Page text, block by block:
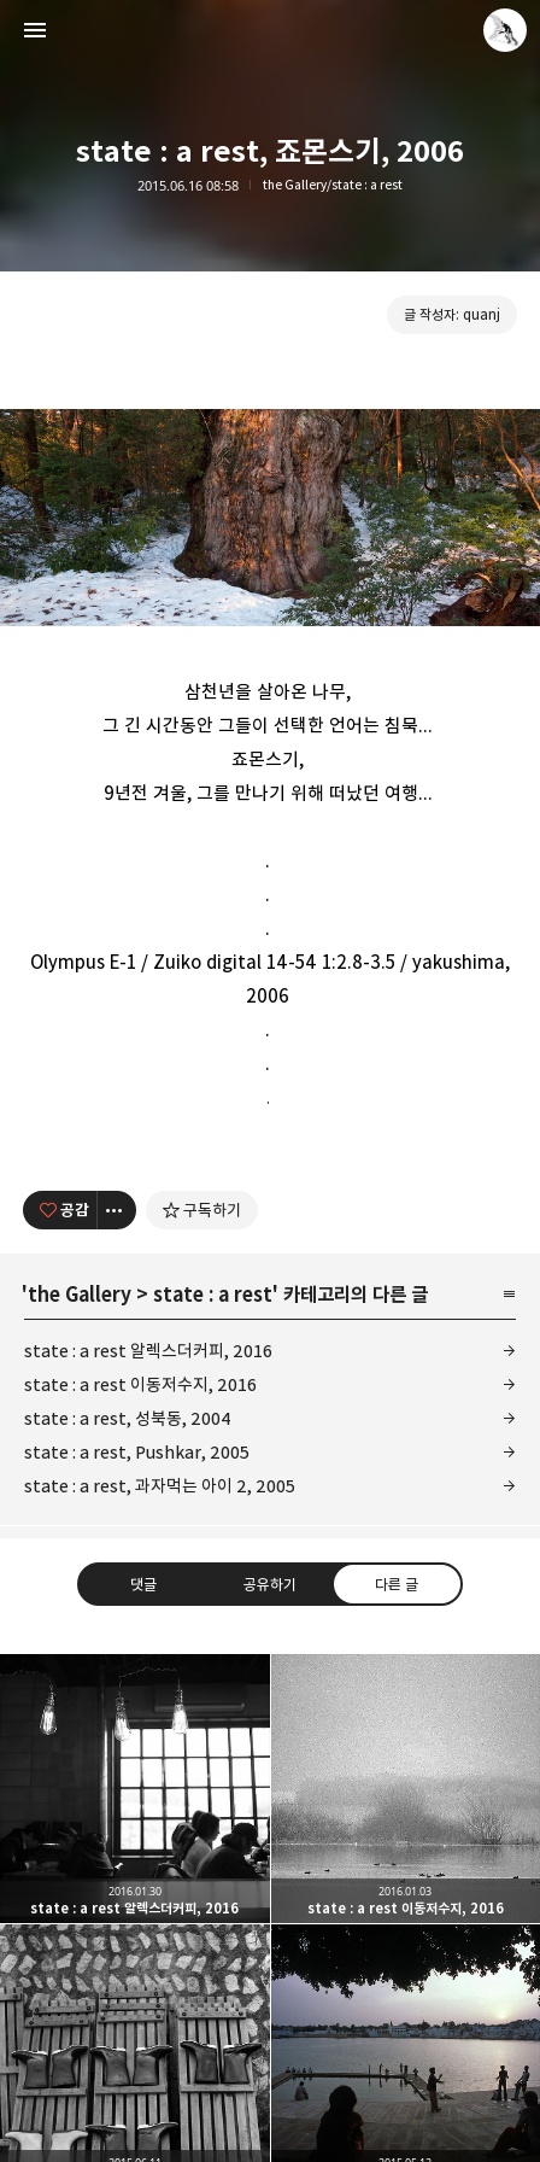
state : a rest, 죠몬스기, 2006
2015.06.16 08:58 the Gallery/state : a rest
글 작성자: quanj
삼천년을 살아온 나무,
그 긴 시간동안 그들이 선택한 언어는 침묵...
죠몬스기,
9년전 겨울, 그를 만나기 위해 떠났던 여행...
.
.
.
Olympus E-1 / Zuiko digital 14-54 1:2.8-3.5 / yakushima,
2006
.
.
.
공감 구독하기
'the Gallery > state : a rest' 카테고리의 다른 글
state : a rest 알렉스더커피, 2016
state : a rest 이동저수지, 2016
state : a rest, 성북동, 2004
state : a rest, Pushkar, 2005
state : a rest, 과자먹는 아이 2, 2005
댓글 공유하기 다른 글
Leica Sisyphus
One must imagine Sisyphus happy.
구독하기
라인 트위터
밴드 네이버 블로그 Pocket
state : a rest 알렉스더커피, 2016
2016.01.30
state : a rest 이동저수지, 2016
2016.01.03
Leica Sisyphus